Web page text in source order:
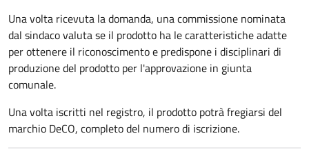
Una volta ricevuta la domanda, una commissione nominata
dal sindaco valuta se il prodotto ha le caratteristiche adatte
per ottenere il riconoscimento e predispone i disciplinari di
produzione del prodotto per l'approvazione in giunta
comunale.
Una volta iscritti nel registro, il prodotto potrà fregiarsi del
marchio DeCO, completo del numero di iscrizione.